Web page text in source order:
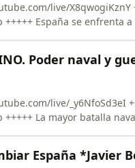
nueva
Poder naval y
La mayor batalla
España *Javier